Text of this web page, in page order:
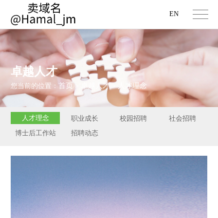
EN
卓越人才
您当前的位置：首页 > 卓越人才 > 人才理念
人才理念 职业成长 校园招聘
社会招聘
博士后工作站
招聘动态